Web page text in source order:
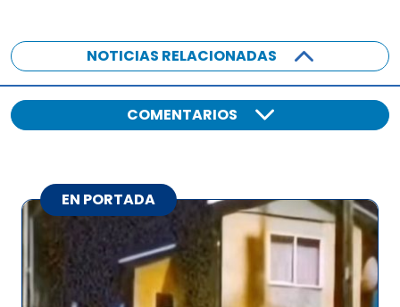
NOTICIAS RELACIONADAS
COMENTARIOS
EN PORTADA